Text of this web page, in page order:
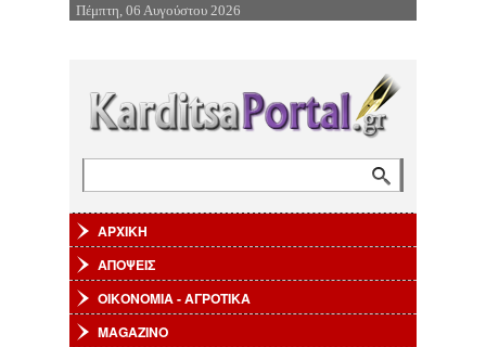
Επιστροφή στην Πλοήγηση
Πέμπτη, 06 Αυγούστου 2026
ΑΡΧΙΚΗ
ΑΠΟΨΕΙΣ
ΟΙΚΟΝΟΜΙΑ - ΑΓΡΟΤΙΚΑ
MAGAZINO